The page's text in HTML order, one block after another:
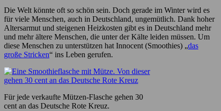
Die Welt könnte oft so schön sein. Doch gerade im Winter wird es
für viele Menschen, auch in Deutschland, ungemütlich. Dank hoher
Altersarmut und steigenen Heizkosten gibt es in Deutschland mehr
und mehr ältere Menschen, die unter der Kälte leiden müssen. Um
diese Menschen zu unterstützen hat Innocent (Smoothies) „das
große Stricken“ ins Leben gerufen.
Für jede verkaufte Mützen-Flasche gehen 30
cent an das Deutsche Rote Kreuz.